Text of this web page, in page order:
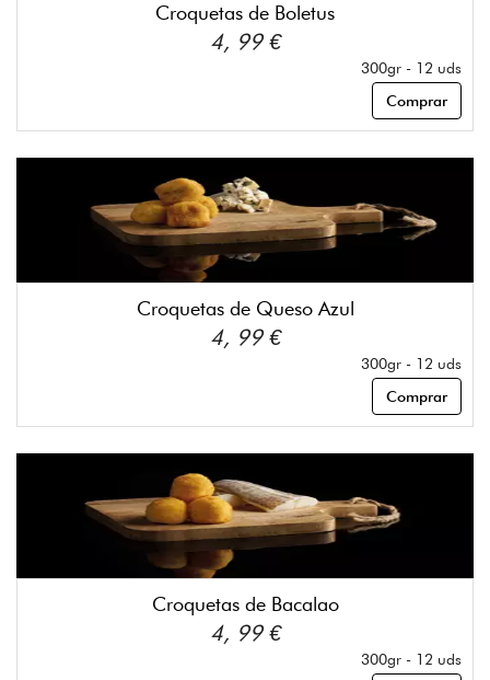
Croquetas de Boletus
4, 99 €
300gr - 12 uds
Comprar
Croquetas de Queso Azul
4, 99 €
300gr - 12 uds
Comprar
Croquetas de Bacalao
4, 99 €
300gr - 12 uds